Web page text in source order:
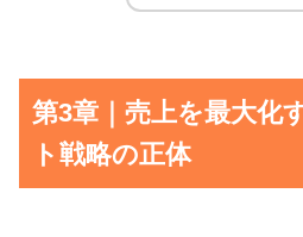
第3章｜売上を最大化
ト戦略の正体